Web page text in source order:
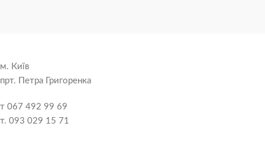
м. Київ
прт. Петра Григоренка
т 067 492 99 69
т. 093 029 15 71